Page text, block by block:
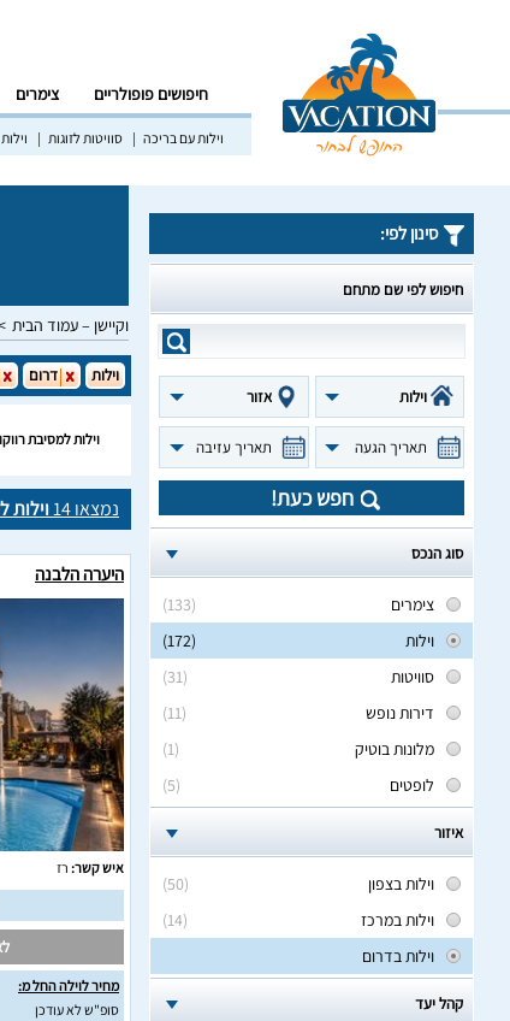
חיפושים פופולריים צימרים
וילות עם בריכה סוויטות לזוגות
וקיישן – עמוד הבית
סינון לפי:
חיפוש לפי שם מתחם
וילות אזור
תאריך הגעה תאריך עזיבה
חפש כעת!
סוג הנכס
(133)
צימרים
(172)
וילות
(31)
סוויטות
(11)
דירות נופש
(1)
מלונות בוטיק
(5)
לופטים
איזור
(50)
וילות בצפון
(14)
וילות במרכז
וילות בדרום
קהל יעד
וילות דרום
וילות למסיבת
נמצאו14וילות
היערה הלבנה
איש קשר: רז
מחיר לוילה החל מ:
סופ"ש לא עודכן